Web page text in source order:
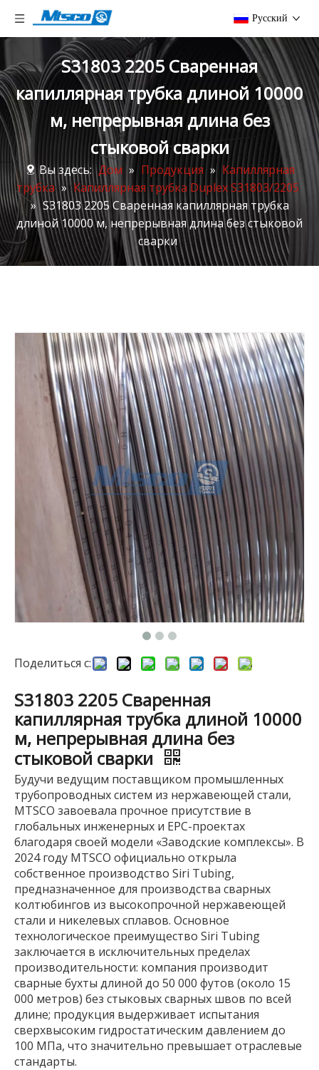
Pусский
S31803 2205 Сваренная
капиллярная трубка длиной 10000
м, непрерывная длина без
стыковой сварки
Вы здесь: Дом » Продукция » Капиллярная
трубка » Капиллярная трубка Duplex S31803/2205
» S31803 2205 Сваренная капиллярная трубка
длиной 10000 м, непрерывная длина без стыковой
сварки
Поделиться с:
S31803 2205 Сваренная
капиллярная трубка длиной 10000
м, непрерывная длина без
стыковой сварки
Будучи ведущим поставщиком промышленных
трубопроводных систем из нержавеющей стали,
MTSCO завоевала прочное присутствие в
глобальных инженерных и EPC-проектах
благодаря своей модели «Заводские комплексы». В
2024 году MTSCO официально открыла
собственное производство Siri Tubing,
предназначенное для производства сварных
колтюбингов из высокопрочной нержавеющей
стали и никелевых сплавов. Основное
технологическое преимущество Siri Tubing
заключается в исключительных пределах
производительности: компания производит
сварные бухты длиной до 50 000 футов (около 15
000 метров) без стыковых сварных швов по всей
длине; продукция выдерживает испытания
сверхвысоким гидростатическим давлением до
100 МПа, что значительно превышает отраслевые
стандарты.